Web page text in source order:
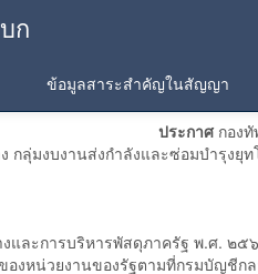
ก
ข้อมูลสาระสำคัญในสัญญา
ประกาศกองทั
กลุ่มงบงานส่งกำลังและซ่อมบำรุ
ละการบริหารพัสดุภาครัฐ พ.ศ. ๒๕
งหน่วยงานของรัฐตามที่กรมบัญชีก